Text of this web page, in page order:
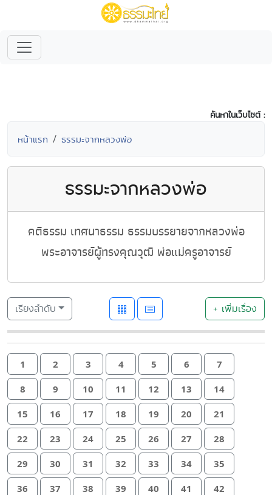
ค้นหาในเว็บไซต์ :
หน้าแรก ธรรมะจากหลวงพ่อ
ธรรมะจากหลวงพ่อ
คติธรรม เทศนาธรรม ธรรมบรรยายจากหลวงพ่อ
พระอาจารย์ผู้ทรงคุณวุฒิ พ่อแม่ครูอาจารย์
เรียงลำดับ + เพิ่มเรื่อง
1 2 3 4 5 6 7
8 9 10 11 12 13 14
15 16 17 18 19 20 21
22 23 24 25 26 27 28
29 30 31 32 33 34 35
36 37 38 39 40 41 42